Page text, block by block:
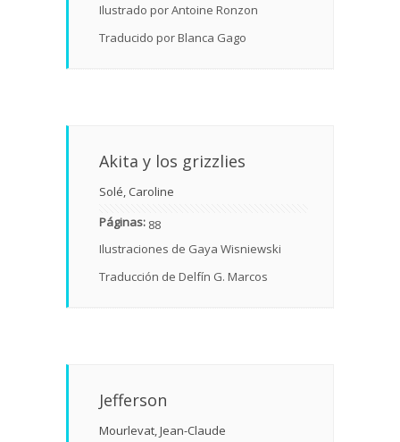
Ilustrado por Antoine Ronzon
Traducido por Blanca Gago
Akita y los grizzlies
Solé, Caroline
Páginas: 88
Ilustraciones de Gaya Wisniewski
Traducción de Delfín G. Marcos
Jefferson
Mourlevat, Jean-Claude